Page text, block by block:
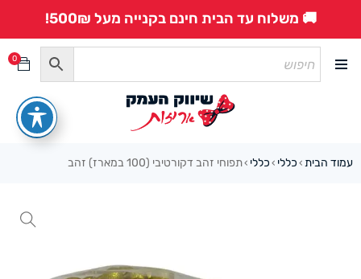
🚚 משלוח עד הבית חינם בקנייה מעל 500₪!
0
עמוד הבית › כללי › כללי ›תפוחי זהב דקורטיבי (100 במארז) זהב